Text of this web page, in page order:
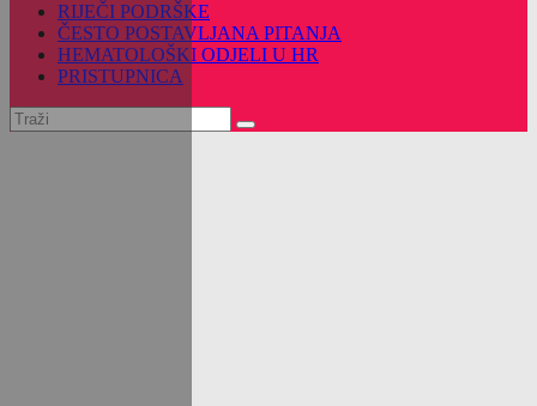
RIJEČI PODRŠKE
ČESTO POSTAVLJANA PITANJA
HEMATOLOŠKI ODJELI U HR
PRISTUPNICA